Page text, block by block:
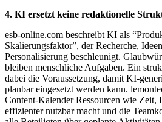
4. KI ersetzt keine redaktionelle
esb-online.com beschreibt KI als
Skalierungsfaktor”, der Recherche,
Personalisierung beschleunigt.
bleiben menschliche Aufgaben. Ein
dabei die Voraussetzung, damit KI-
planbar eingesetzt werden kann.
Content-Kalender Ressourcen wie Zeit,
effizienter nutzbar macht und die